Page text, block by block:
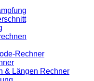
Rechner
& Längen Rechner